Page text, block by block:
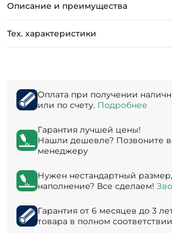
Описание и преимущества
Тех. характеристики
Оплата при получении
или по счету. Подробнее
Гарантия лучшей цены!
Нашли дешевле? Позвоните
менеджеру
Нужен нестандартный
наполнение? Все сделаем!
Гарантия от 6 месяцев до 3
товара в полном